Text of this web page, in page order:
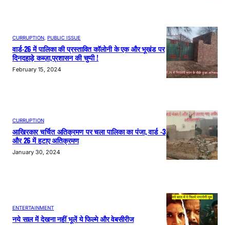
CURRUPTION, PUBLIC ISSUE
वार्ड-26 में पालिका की प्रस्तावित कॉलोनी के एक और भूखंड पर
दिनदहाड़े कब्ज़ा,प्रशासन की चुप्पी !
February 15, 2024
CURRUPTION
आखिरकार चर्चित अतिक्रमण पर चला पालिका का पंजा, वार्ड -3
और 26 में हटाए अतिक्रमण
January 30, 2024
ENTERTAINMENT
नये साल में देखना नहीं भूलें ये फिल्मे और वेबसीरीज